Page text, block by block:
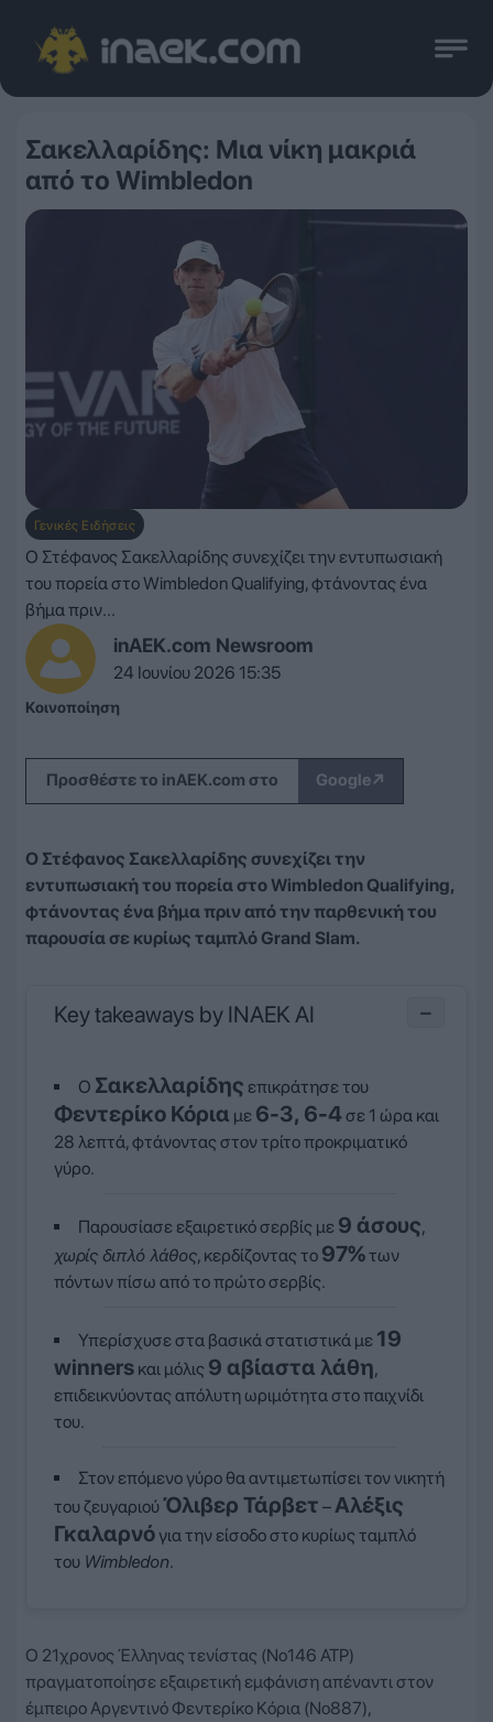
Σακελλαρίδης: Μια νίκη μακριά
από το Wimbledon
Γενικές Ειδήσεις
inAEK.com Newsroom
24 Ιουνίου 2026 15:35
Ο Στέφανος Σακελλαρίδης συνεχίζει την εντυπωσιακή
του πορεία στο Wimbledon Qualifying, φτάνοντας ένα
βήμα πριν...
Κοινοποίηση
Προσθέστε το inAEK.com στο Google↗
Ο Στέφανος Σακελλαρίδης συνεχίζει την
εντυπωσιακή του πορεία στο Wimbledon Qualifying,
φτάνοντας ένα βήμα πριν από την παρθενική του
παρουσία σε κυρίως ταμπλό Grand Slam.
Key takeaways by INAEK AI −
Ο Σακελλαρίδης επικράτησε του
Φεντερίκο Κόρια με 6-3, 6-4 σε 1 ώρα και
28 λεπτά, φτάνοντας στον τρίτο προκριματικό
γύρο.
Παρουσίασε εξαιρετικό σερβίς με 9 άσους,
χωρίς διπλό λάθος, κερδίζοντας το 97%των
πόντων πίσω από το πρώτο σερβίς.
Υπερίσχυσε στα βασικά στατιστικά με 19
winners και μόλις 9 αβίαστα λάθη,
επιδεικνύοντας απόλυτη ωριμότητα στο παιχνίδι
του.
Στον επόμενο γύρο θα αντιμετωπίσει τον νικητή
του ζευγαριούΌλιβερ Τάρβετ –Αλέξις
Γκαλαρνόγια την είσοδο στο κυρίως ταμπλό
του Wimbledon.
Ο 21χρονος Έλληνας τενίστας (Νο146 ATP)
πραγματοποίησε εξαιρετική εμφάνιση απέναντι στον
έμπειρο Αργεντινό Φεντερίκο Κόρια (Νο887),